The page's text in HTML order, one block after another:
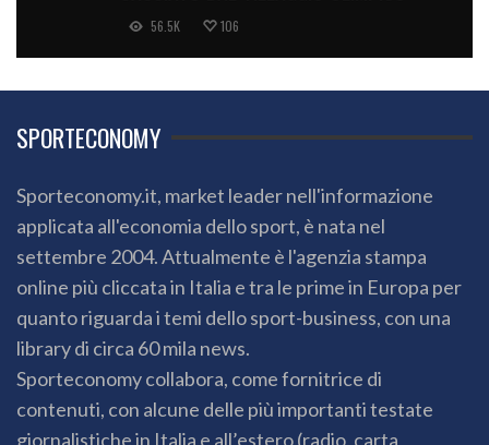
56.5K 106
SPORTECONOMY
Sporteconomy.it, market leader nell'informazione
applicata all'economia dello sport, è nata nel
settembre 2004. Attualmente è l'agenzia stampa
online più cliccata in Italia e tra le prime in Europa per
quanto riguarda i temi dello sport-business, con una
library di circa 60 mila news.
Sporteconomy collabora, come fornitrice di
contenuti, con alcune delle più importanti testate
giornalistiche in Italia e all’estero (radio, carta